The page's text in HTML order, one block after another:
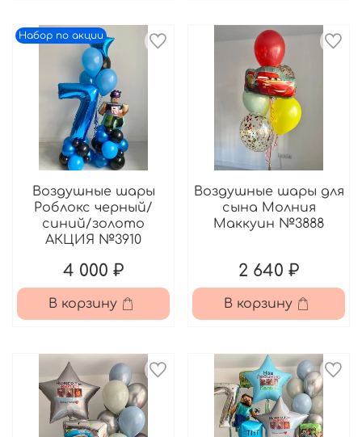
Набор по акции
Воздушные шары
Роблокс черный/
синий/золото
АКЦИЯ №3910
4 000 ₽
В корзину
Воздушные шары для
сына Молния
Маккуин №3888
2 640 ₽
В корзину